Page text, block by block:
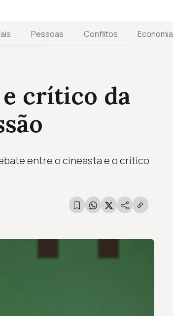
Pessoas Conflitos Economia
crítico da
entre o cineasta e o crítico